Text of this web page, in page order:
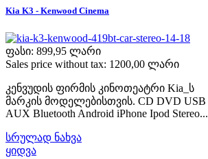
Kia K3 - Kenwood Cinema
ფასი: 899,95 ლარი
Sales price without tax: 1200,00 ლარი
კენვუდის ფირმის კინოთეატრი Kia_ს
მარკის მოდელებისთვის. CD DVD USB
AUX Bluetooth Android iPhone Ipod Stereo...
სრულად ნახვა
ყიდვა